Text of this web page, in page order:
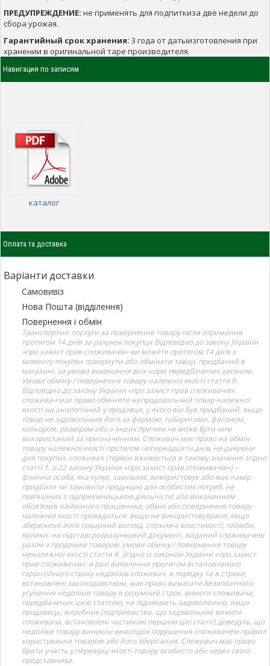
ПРЕДУПРЕЖДЕНИЕ: не применять для подпиткиза две недели до
сбора урожая.
Гарантийный срок хранения: 3 года от датыизготовления при
хранении в оригинальной таре производителя.
Навигация по записям
каталог
Оплата та доставка
Варіанти доставки
Самовивіз
Нова Пошта (відділення)
Повернення і обмін
Транспортніт послуги за повернення товару після отримання
протягом 14 днів за рахунок покупця Відповідно до закону України
«про захист прав споживачів» ви можете протягом 14 днів з
моменту покупки повернути або обміняти товар, придбаний в
магазині, за умови виконання всіх норм передбачених законом.
Умови обміну / повернення товару належної якості стаття 9.
Відповідно до закону України «про захист прав споживачів»:
споживач має право обміняти непродовольчий товар належної
якості на аналогічний у продавця, у якого він був придбаний, якщо
товар не задовольнив його за формою, габаритами, фасоном,
кольором, розміром або з інших причин не може бути ним
використаний за призначенням. Споживач має право на обмін
товару належної якості протягом чотирнадцяти днів, не рахуючи
дня покупки. споживач (термін вживається в такому значенні згідно
статті 1. п.22 закону України «про захист прав споживачів») –
фізична особа, яка купує, замовляє, використовує або має намір
придбати чи замовити продукцію для особистих потреб, не
пов’язаних з підприємницькою діяльністю або виконанням
обов’язків найманого працівника. обмін або повернення товару
належної якості провадиться: якщо не використовувався; якщо
збережено його товарний вигляд, споживчі властивості, пломби,
ярлики; на підставі розрахунковий документ, виданий споживачеві
разом з проданим товаром. умови обміну / повернення товару
неналежної якості стаття 8. Згідно із законом України «про захист
прав споживачів»: в разі виявлення протягом встановленого
гарантійного строку недоліків споживач, в порядку та в строки,
встановлені законодавством, має право вимагати безоплатного
усунення недоліків товару в розумний строк. вимоги споживача,
передбачених цією статтею, не підлягають задоволенню, якщо
продавець, виробник (підприємство, що задовольняє вимоги
споживача, встановлені частиною першою цієї статті) доведуть, що
недоліки товару виникли внаслідок порушення споживачем правил
користування товаром або його зберігання. Споживач має право
брати участь у перевірці якості товару особисто або через свого
представника.